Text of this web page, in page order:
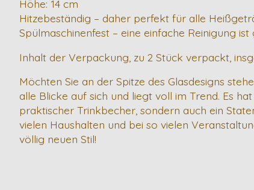
Höhe: 14 cm
Hitzebeständig – daher perfekt für alle
Spülmaschinenfest – eine einfache Reinigung
Inhalt der Verpackung, zu 2 Stück verpackt,
Möchten Sie an der Spitze des Glasdesigns
alle Blicke auf sich und liegt voll im Trend. Es
praktischer Trinkbecher, sondern auch ein
vielen Haushalten und bei so vielen
völlig neuen Stil!